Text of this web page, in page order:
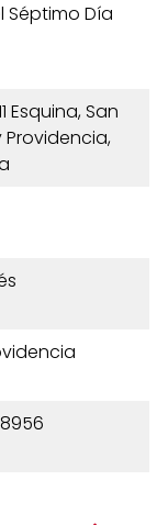
Séptimo Día
Esquina, San
Providencia,